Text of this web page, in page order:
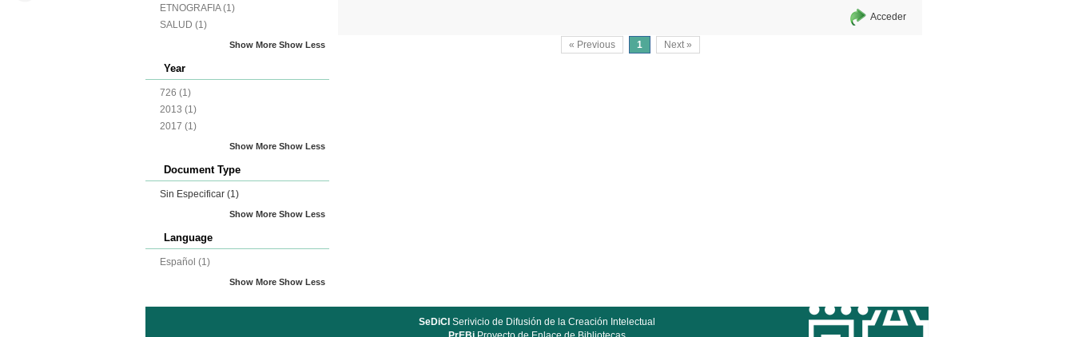
ETNOGRAFIA(1)
SALUD (1)
Show More Show Less
Year
726 (1)
2013 (1)
2017 (1)
Show More Show Less
Document Type
Sin Especificar (1)
Show More Show Less
Language
Español (1)
Show More Show Less
Acceder
« Previous 1 Next »
SeDiCI Serivicio de Difusión de la Creación Intelectual